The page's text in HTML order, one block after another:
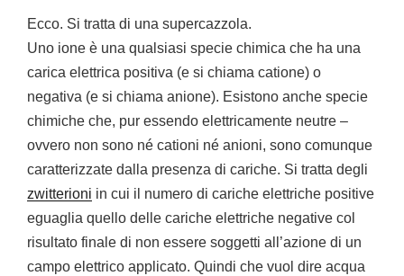
Ecco. Si tratta di una supercazzola.
Uno ione è una qualsiasi specie chimica che ha una
carica elettrica positiva (e si chiama catione) o
negativa (e si chiama anione). Esistono anche specie
chimiche che, pur essendo elettricamente neutre –
ovvero non sono né cationi né anioni, sono comunque
caratterizzate dalla presenza di cariche. Si tratta degli
zwitterioni in cui il numero di cariche elettriche positive
eguaglia quello delle cariche elettriche negative col
risultato finale di non essere soggetti all’azione di un
campo elettrico applicato. Quindi che vuol dire acqua